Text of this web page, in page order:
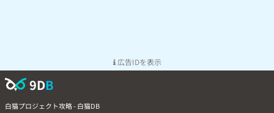
広告IDを表示
9DB
白猫プロジェクト攻略 - 白猫DB